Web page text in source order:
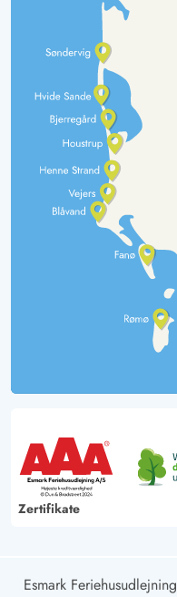
Zertifikate
Esmark